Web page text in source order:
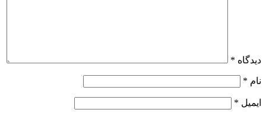
دیدگاه *
نام *
ایمیل *